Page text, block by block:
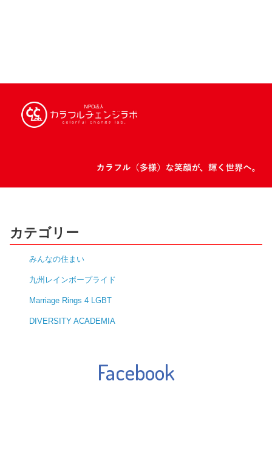
カテゴリー
みんなの住まい
九州レインボープライド
Marriage Rings 4 LGBT
DIVERSITY ACADEMIA
Facebook